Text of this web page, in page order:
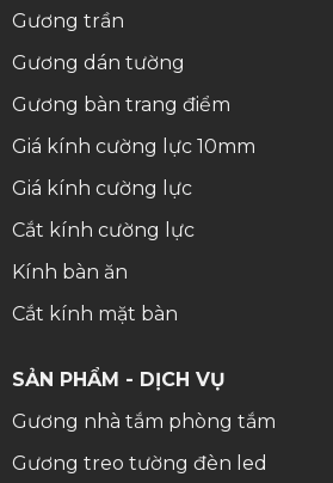
Gương trần
Gương dán tường
Gương bàn trang điểm
Giá kính cường lực 10mm
Giá kính cường lực
Cắt kính cường lực
Kính bàn ăn
Cắt kính mặt bàn
SẢN PHẨM - DỊCH VỤ
Gương nhà tắm phòng tắm
Gương treo tường đèn led